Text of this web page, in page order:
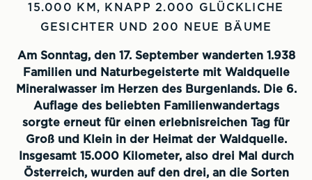
15.000 KM, KNAPP 2.000 GLÜCKLICHE
GESICHTER UND 200 NEUE BÄUME
Am Sonntag, den 17. September wanderten 1.938
Familien und Naturbegeisterte mit Waldquelle
Mineralwasser im Herzen des Burgenlands. Die 6.
Auflage des beliebten Familienwandertags
sorgte erneut für einen erlebnisreichen Tag für
Groß und Klein in der Heimat der Waldquelle.
Insgesamt 15.000 Kilometer, also drei Mal durch
Österreich, wurden auf den drei, an die Sorten